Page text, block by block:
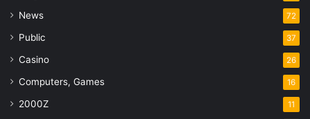
News 72
Public 37
Casino 26
Computers, Games 16
2000Z 11